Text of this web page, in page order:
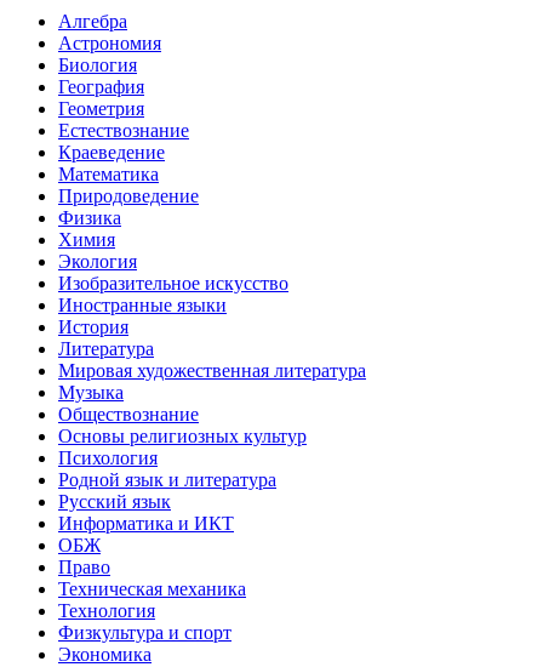
Алгебра
Астрономия
Биология
География
Геометрия
Естествознание
Краеведение
Математика
Природоведение
Физика
Химия
Экология
Изобразительное искусство
Иностранные языки
История
Литература
Мировая художественная литература
Музыка
Обществознание
Основы религиозных культур
Психология
Родной язык и литература
Русский язык
Информатика и ИКТ
ОБЖ
Право
Техническая механика
Технология
Физкультура и спорт
Экономика